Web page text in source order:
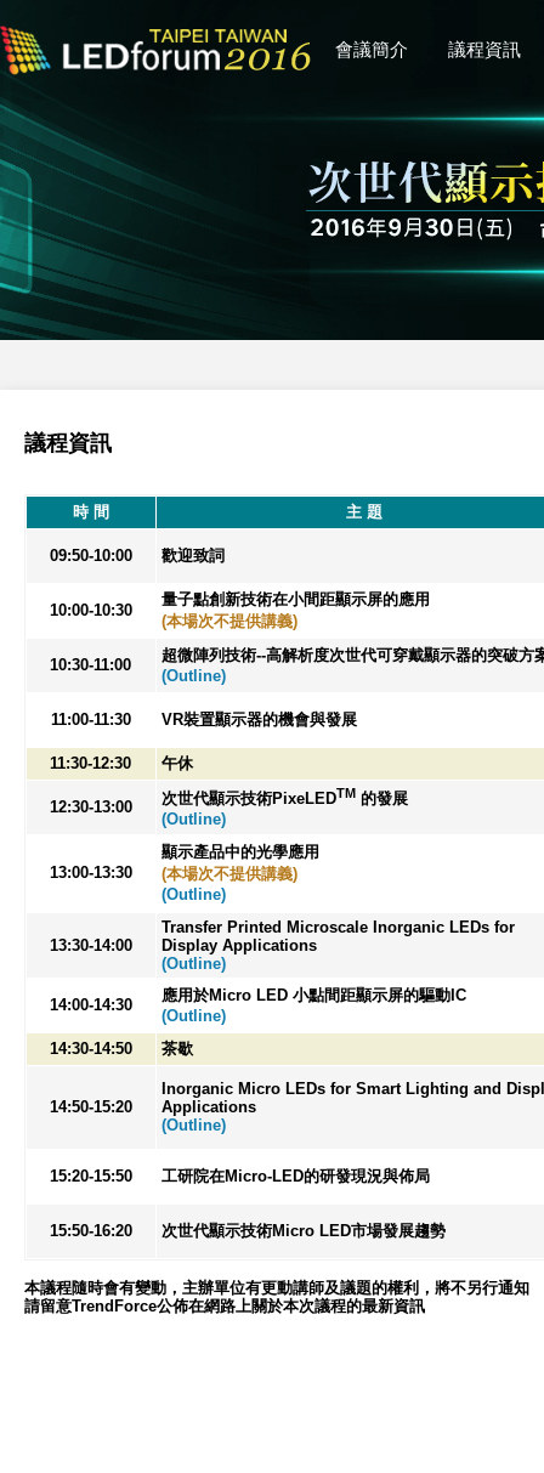
會議簡介 議程資訊
議程資訊
時 間 主 題
09:50-10:00 歡迎致詞
10:00-10:30
量子點創新技術在小間距顯示屏的應用
(本場次不提供講義)
10:30-11:00
超微陣列技術--高解析度次世代可穿戴顯示器的突破方
(Outline)
11:00-11:30 VR裝置顯示器的機會與發展
11:30-12:30 午休
12:30-13:00 次世代顯示技術PixeLEDTM 的發展
(Outline)
13:00-13:30
顯示產品中的光學應用
(本場次不提供講義)
(Outline)
13:30-14:00
Transfer Printed Microscale Inorganic LEDs for
Display Applications
(Outline)
14:00-14:30
應用於Micro LED 小點間距顯示屏的驅動IC
(Outline)
14:30-14:50
茶歇
14:50-15:20
Inorganic Micro LEDs for Smart Lighting and
Applications
(Outline)
15:20-15:50 工研院在Micro-LED的研發現況與佈局
15:50-16:20 次世代顯示技術Micro LED市場發展趨勢
本議程隨時會有變動，主辦單位有更動講師及議題的權利，將不另行通知
請留意TrendForce公佈在網路上關於本次議程的最新資訊